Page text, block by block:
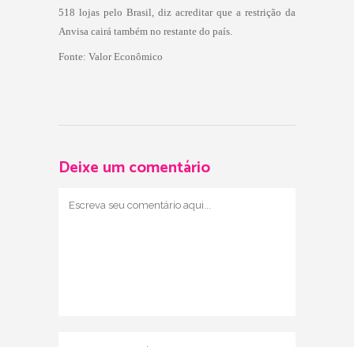
518 lojas pelo Brasil, diz acreditar que a restrição da
Anvisa cairá também no restante do país.
Fonte: Valor Econômico
Deixe um comentário